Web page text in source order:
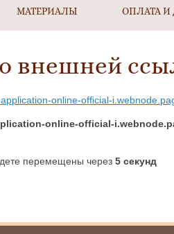
МАТЕРИАЛЫ ОПЛАТА И
внешней
online-official-
online-official-
перемещены через 5 секунд